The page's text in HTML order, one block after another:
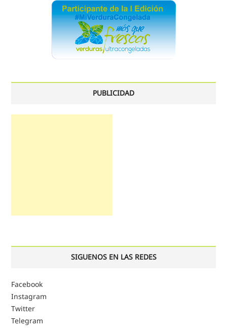
PUBLICIDAD
SIGUENOS EN LAS REDES
Facebook
Instagram
Twitter
Telegram